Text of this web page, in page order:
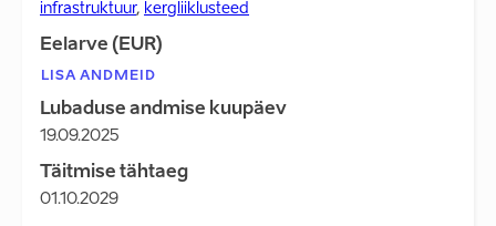
infrastruktuur, kergliiklusteed
Eelarve (EUR)
LISA ANDMEID
Lubaduse andmise kuupäev
19.09.2025
Täitmise tähtaeg
01.10.2029